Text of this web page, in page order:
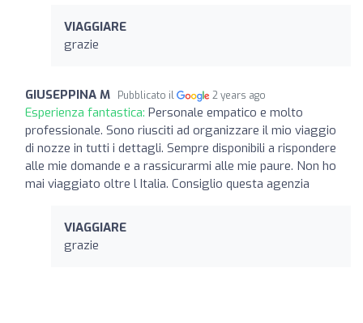
VIAGGIARE
grazie
GIUSEPPINA M Pubblicato il 2 years ago
Esperienza fantastica: Personale empatico e molto
professionale. Sono riusciti ad organizzare il mio viaggio
di nozze in tutti i dettagli. Sempre disponibili a rispondere
alle mie domande e a rassicurarmi alle mie paure. Non ho
mai viaggiato oltre l Italia. Consiglio questa agenzia
VIAGGIARE
grazie